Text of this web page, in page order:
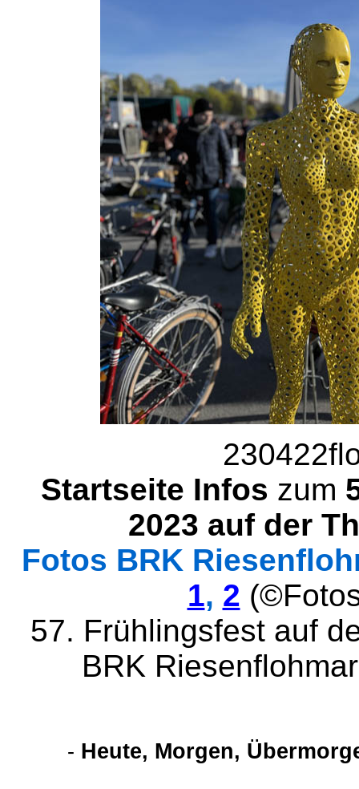
Startseite Infos zum
2023 auf der
Fotos BRK
1, 2
57. Frühlingsfest auf
BRK
- Heute, Morgen,